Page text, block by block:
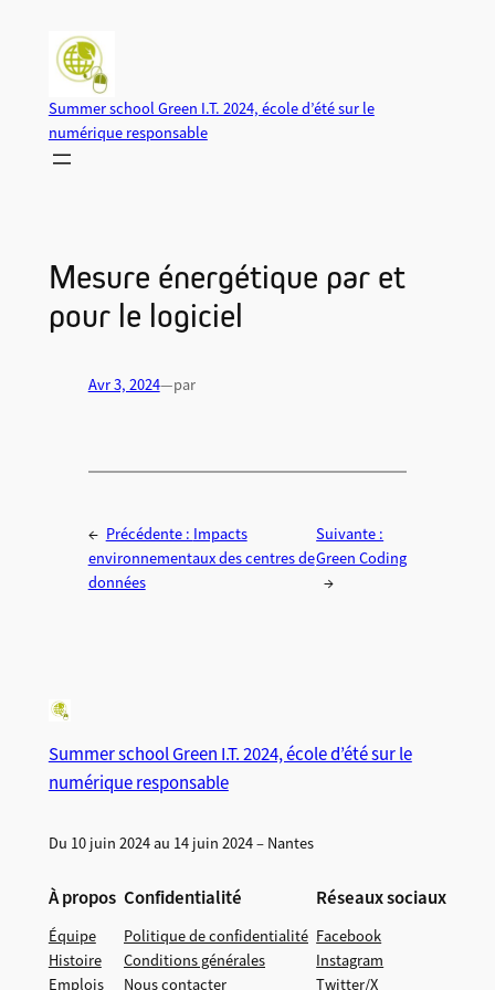
contenu
Summer school Green I.T. 2024, école d’été sur le
numérique responsable
Mesure énergétique par et
pour le logiciel
Avr 3, 2024—par
← Précédente : Impacts
environnementaux des centres de
données
Suivante :
Green Coding
→
Summer school Green I.T. 2024, école d’été sur le
numérique responsable
Du 10 juin 2024 au 14 juin 2024 – Nantes
À propos
Équipe
Histoire
Emplois
Confidentialité
Politique de confidentialité
Conditions générales
Nous contacter
Réseaux sociaux
Facebook
Instagram
Twitter/X